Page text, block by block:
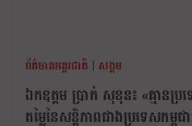
ព័ត៌មានអន្តរជាតិ | សង្គម
ឯកឧត្តម ប្រាក់ សុខុន៖ «គ្មាន
តម្លៃនៃសន្តិភាពជាងប្រទេសកម្